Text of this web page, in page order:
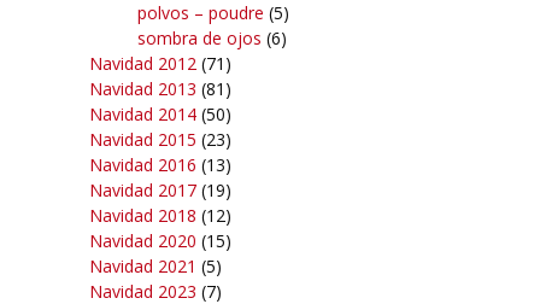
polvos – poudre (5)
sombra de ojos (6)
Navidad 2012 (71)
Navidad 2013 (81)
Navidad 2014 (50)
Navidad 2015 (23)
Navidad 2016 (13)
Navidad 2017 (19)
Navidad 2018 (12)
Navidad 2020 (15)
Navidad 2021 (5)
Navidad 2023 (7)